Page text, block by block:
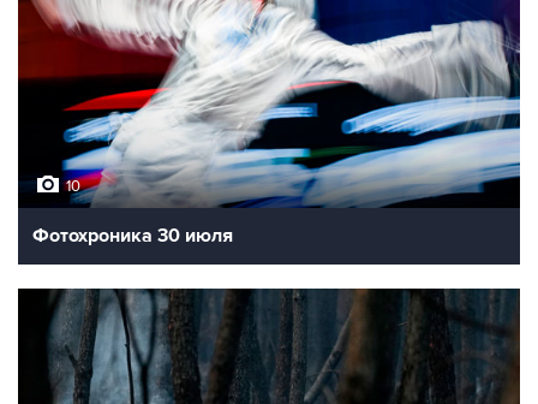
10
Фотохроника 30 июля